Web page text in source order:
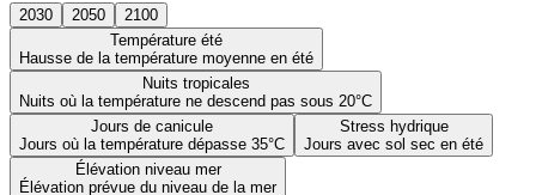
2030 2050
2100
Température été
Hausse de la température moyenne en été
Nuits tropicales
Nuits où la température ne descend pas sous 20°C
Jours de canicule
Jours où la température dépasse 35°C
Stress hydrique
Jours avec sol sec en été
Élévation niveau mer
Élévation prévue du niveau de la mer